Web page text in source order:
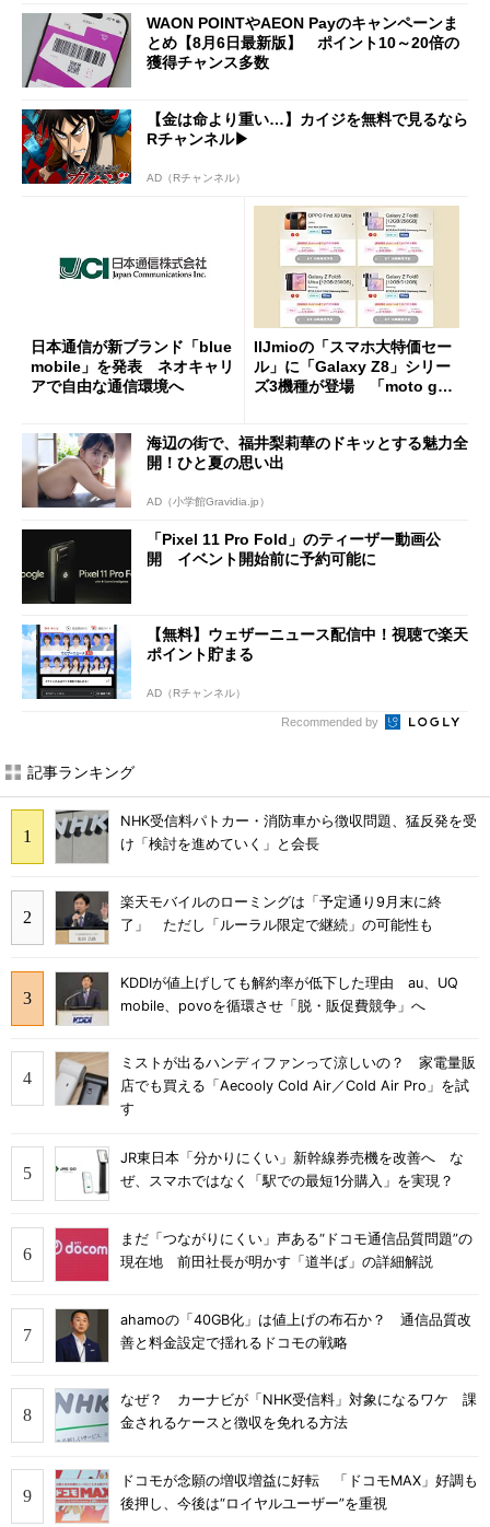
WAON POINTやAEON Payのキャンペーンま
とめ【8月6日最新版】 ポイント10～20倍の
獲得チャンス多数
【金は命より重い…】カイジを無料で見るなら
Rチャンネル▶︎
AD（Rチャンネル）
日本通信が新ブランド「blue
mobile」を発表 ネオキャリ
アで自由な通信環境へ
IIJmioの「スマホ大特価セー
ル」に「Galaxy Z8」シリー
ズ3機種が登場 「moto g37
海辺の街で、福井梨莉華のドキッとする魅力全
開！ひと夏の思い出
AD（小学館Gravidia.jp）
「Pixel 11 Pro Fold」のティーザー動画公
開 イベント開始前に予約可能に
【無料】ウェザーニュース配信中！視聴で楽天
ポイント貯まる
AD（Rチャンネル）
Recommended by
記事ランキング
NHK受信料パトカー・消防車から徴収問題、猛反発を受
け「検討を進めていく」と会長
楽天モバイルのローミングは「予定通り9月末に終
了」 ただし「ルーラル限定で継続」の可能性も
KDDIが値上げしても解約率が低下した理由 au、UQ
mobile、povoを循環させ「脱・販促費競争」へ
ミストが出るハンディファンって涼しいの？ 家電量販
店でも買える「Aecooly Cold Air／Cold Air Pro」を試
す
JR東日本「分かりにくい」新幹線券売機を改善へ な
ぜ、スマホではなく「駅での最短1分購入」を実現？
まだ「つながりにくい」声ある“ドコモ通信品質問題”の
現在地 前田社長が明かす「道半ば」の詳細解説
ahamoの「40GB化」は値上げの布石か？ 通信品質改
善と料金設定で揺れるドコモの戦略
なぜ？ カーナビが「NHK受信料」対象になるワケ 課
金されるケースと徴収を免れる方法
ドコモが念願の増収増益に好転 「ドコモMAX」好調も
後押し、今後は“ロイヤルユーザー”を重視